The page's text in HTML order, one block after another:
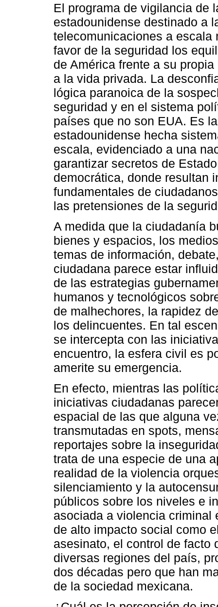
El programa de vigilancia de
estadounidense destinado a
telecomunicaciones a escala
favor de la seguridad los
de América frente a su
a la vida privada. La
lógica paranoica de la
seguridad y en el sistema
países que no son EUA. Es
estadounidense hecha
escala, evidenciado a una
garantizar secretos de
democrática, donde resultan
fundamentales de
las pretensiones de la
A medida que la ciudadanía
bienes y espacios, los
temas de información,
ciudadana parece estar
de las estrategias
humanos y tecnológicos
de malhechores, la rapidez
los delincuentes. En tal
se intercepta con las
encuentro, la esfera civil es
amerite su emergencia.
En efecto, mientras las
iniciativas ciudadanas
espacial de las que alguna
transmutadas en spots,
reportajes sobre la
trata de una especie de una
realidad de la violencia
silenciamiento y la
públicos sobre los niveles e
asociada a violencia criminal
de alto impacto social como
asesinato, el control de facto
diversas regiones del país,
dos décadas pero que han
de la sociedad mexicana.